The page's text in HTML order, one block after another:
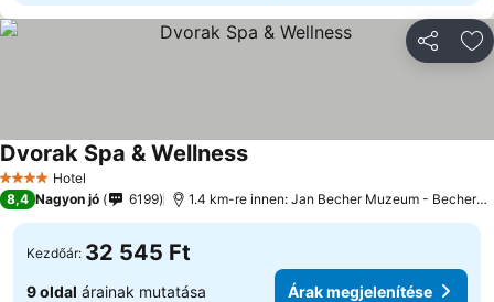
4 KategóriaHotel
Dvorak Spa & Wellness
8,4 Nagyon jó 6199 1.4 km-re innen: Jan Becher Muzeum - Becherovka
Kezdőár: 32 545 Ft
9 oldal árainak mutatása Árak megjelenítése